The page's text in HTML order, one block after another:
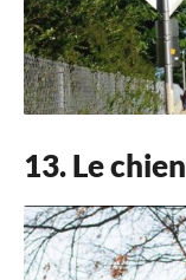
13. Le